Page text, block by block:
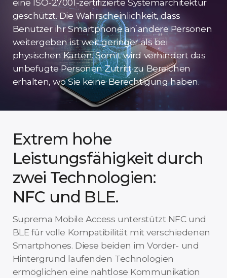
eine ISO-27001-zertifizierte Systemarchitektur
geschützt. Die Wahrscheinlichkeit, dass
Benutzer ihr Smartphone an andere Personen
weitergeben ist weit geringer als bei
physischen Karten. Somit wird verhindert das
unbefugte Personen Zutritt zu Bereichen
erhalten, wo Sie keine Berechtigung haben.
Extrem hohe
Leistungsfähigkeit durch
zwei Technologien:
NFC und BLE.
Suprema Mobile Access unterstützt NFC und
BLE für volle Kompatibilität mit verschiedenen
Smartphones. Diese beiden im Vorder- und
Hintergrund laufenden Technologien
ermöglichen eine nahtlose Kommunikation